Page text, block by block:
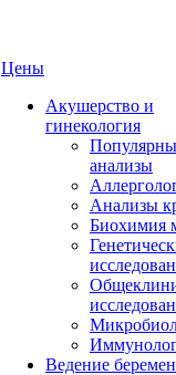
Цены
Акушерство и
гинекология
анализы
Анализы
Биохимия
Ведение